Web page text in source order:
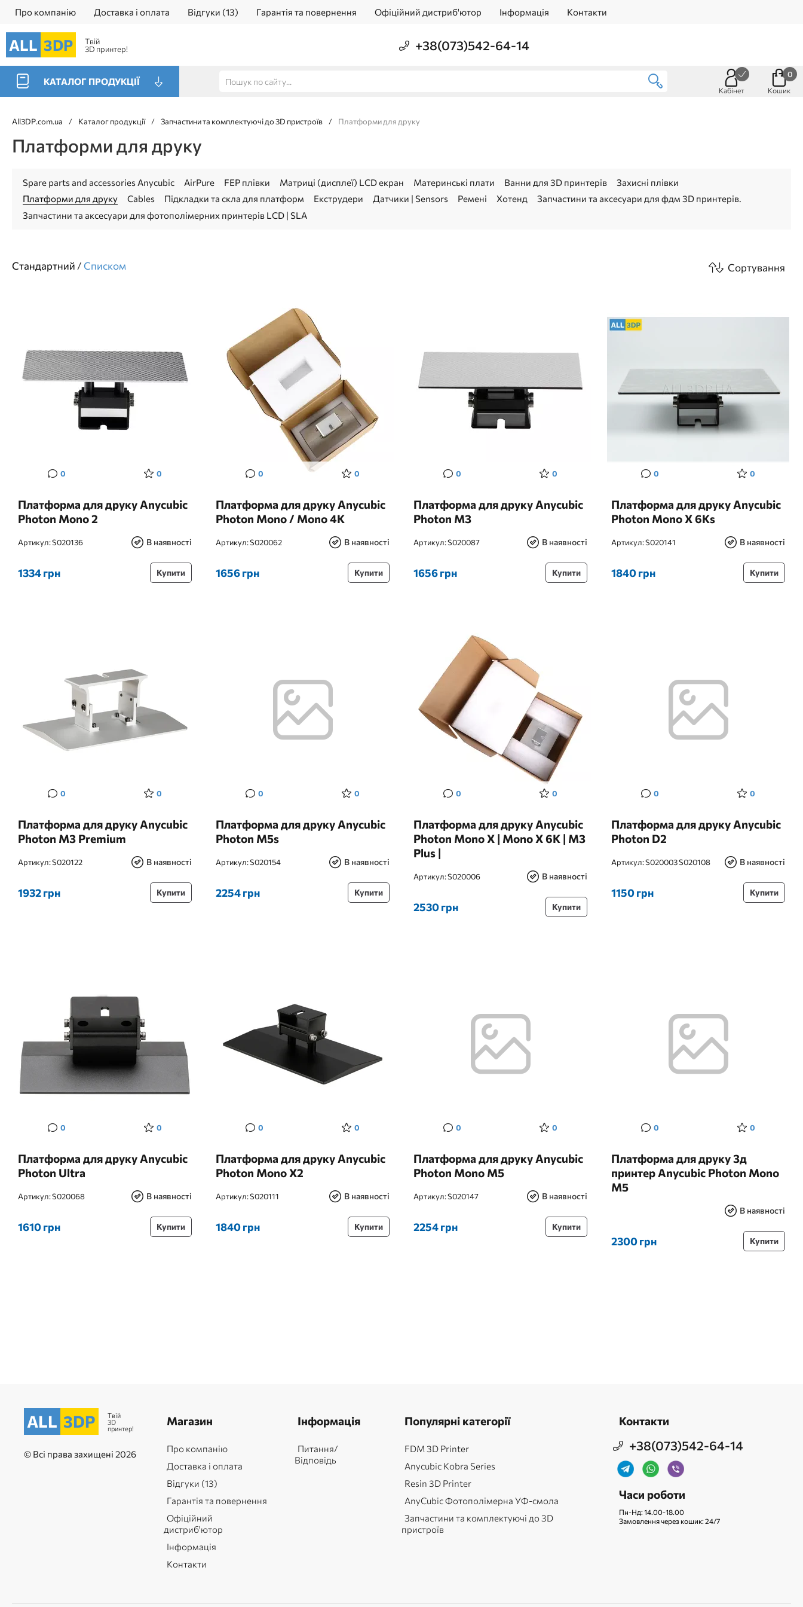
Про компанію Доставка і оплата Відгуки (13) Гарантія та повернення Офіційний дистриб'ютор Інформація Контакти
ALL 3DP
Твій
3D принтер!
+38(073)542-64-14
КАТАЛОГ ПРОДУКЦІЇ
Кабінет Кошик
0
All3DP.com.ua / Каталог продукції / Запчастини та комплектуючі до 3D пристроїв / Платформи для друку
Платформи для друку
Spare parts and accessories Anycubic AirPure FEP плівки Матриці (дисплеї) LCD екран Материнські плати Ванни для 3D принтерів
Захисні плівки
Платформи для друку
Cables Підкладки та скла для платформ Екструдери Датчики | Sensors Ремені Хотенд
Запчастини та аксесуари для фдм 3D принтерів.
Запчастини та аксесуари для фотополімерних принтерів LCD | SLA
Стандартний / Cписком Сортування
0 0
Платформа для друку Anycubic
Photon Mono 2
Артикул:S020136 В наявності
1334 грн Купити
0 0
Платформа для друку Anycubic
Photon Mono / Mono 4K
Артикул:S020062 В наявності
1656 грн Купити
0 0
Платформа для друку Anycubic
Photon M3
Артикул:S020087 В наявності
1656 грн Купити
0 0
Платформа для друку Anycubic
Photon Mono X 6Ks
Артикул:S020141 В наявності
1840 грн Купити
0 0
Платформа для друку Anycubic
Photon M3 Premium
Артикул:S020122 В наявності
1932 грн Купити
0 0
Платформа для друку Anycubic
Photon M5s
Артикул:S020154 В наявності
2254 грн Купити
0 0
Платформа для друку Anycubic
Photon Mono X | Mono X 6K | M3
Plus |
Артикул:S020006 В наявності
2530 грн Купити
0 0
Платформа для друку Anycubic
Photon D2
Артикул:S020003 S020108 В наявності
1150 грн Купити
0 0
Платформа для друку Anycubic
Photon Ultra
Артикул:S020068 В наявності
1610 грн Купити
0 0
Платформа для друку Anycubic
Photon Mono X2
Артикул:S020111 В наявності
1840 грн Купити
0 0
Платформа для друку Anycubic
Photon Mono M5
Артикул:S020147 В наявності
2254 грн Купити
0 0
Платформа для друку 3д
принтер Anycubic Photon Mono
M5
В наявності
2300 грн Купити
ALL 3DP
Твій
3D
принтер!
© Всі права захищені 2026
Магазин
Про компанію
Доставка і оплата
Відгуки (13)
Гарантія та повернення
Офіційний
дистриб'ютор
Інформація
Контакти
Інформація
Питання/
Відповідь
Популярні категорії
FDM 3D Printer
Anycubic Kobra Series
Resin 3D Printer
AnyCubic Фотополімерна УФ-смола
Запчастини та комплектуючі до 3D
пристроїв
Контакти
+38(073)542-64-14
Часи роботи
Пн-Нд: 14.00-18.00
Замовлення через кошик: 24/7